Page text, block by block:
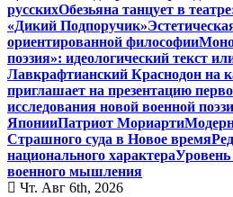
русскихОбезьяна танцует в
«Дикий Подпоручик»
ориентированной философии
поэзия»: идеологический текст
Лавкрафтианский Краснодон на
приглашает на презентацию
исследования новой военной
ЯпонииПатриот Мориарти
Страшного суда в Новое время
национального характераУровень
военного мышления
Чт. Авг 6th, 2026